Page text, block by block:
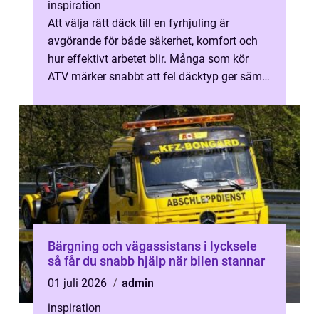
inspiration
Att välja rätt däck till en fyrhjuling är
avgörande för både säkerhet, komfort och
hur effektivt arbetet blir. Många som kör
ATV märker snabbt att fel däcktyp ger sämre
Bärgning och vägassistans i lycksele
så får du snabb hjälp när bilen stannar
01 juli 2026
admin
inspiration